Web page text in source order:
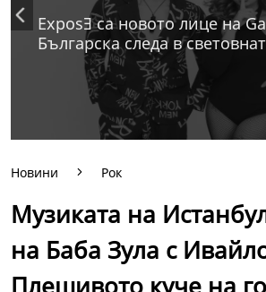
ExposƎ са новото лице на
Българска следа в
Новини Рок
Музиката на
на Баба Зула с